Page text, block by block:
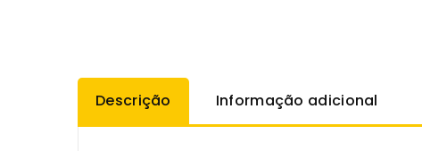
Descrição Informação adicional